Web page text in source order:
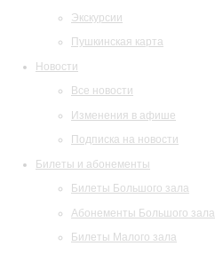
Экскурсии
Пушкинская карта
Новости
Все новости
Изменения в афише
Подписка на новости
Билеты и абонементы
Билеты Большого зала
Абонементы Большого зала
Билеты Малого зала